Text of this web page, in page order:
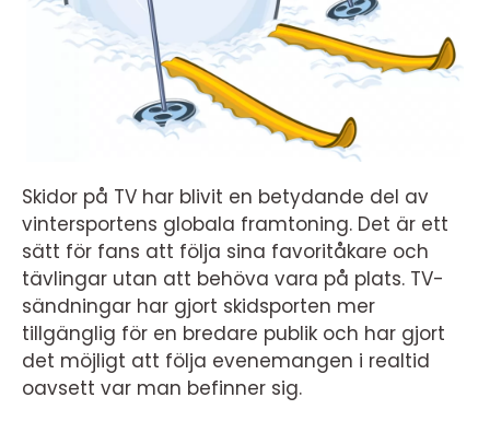
Skidor på TV har blivit en betydande del av
vintersportens globala framtoning. Det är ett
sätt för fans att följa sina favoritåkare och
tävlingar utan att behöva vara på plats. TV-
sändningar har gjort skidsporten mer
tillgänglig för en bredare publik och har gjort
det möjligt att följa evenemangen i realtid
oavsett var man befinner sig.